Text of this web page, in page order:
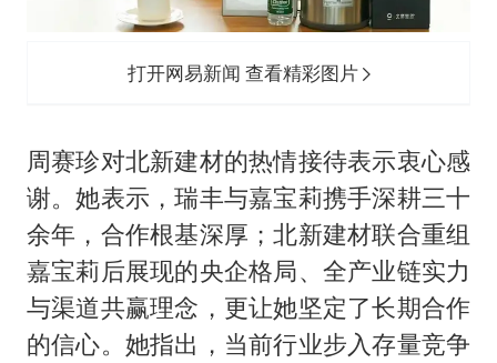
打开网易新闻 查看精彩图片
周赛珍对北新建材的热情接待表示衷心感
谢。她表示，瑞丰与嘉宝莉携手深耕三十
余年，合作根基深厚；北新建材联合重组
嘉宝莉后展现的央企格局、全产业链实力
与渠道共赢理念，更让她坚定了长期合作
的信心。她指出，当前行业步入存量竞争